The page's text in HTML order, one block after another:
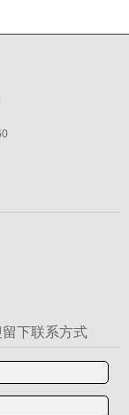
下联系方式